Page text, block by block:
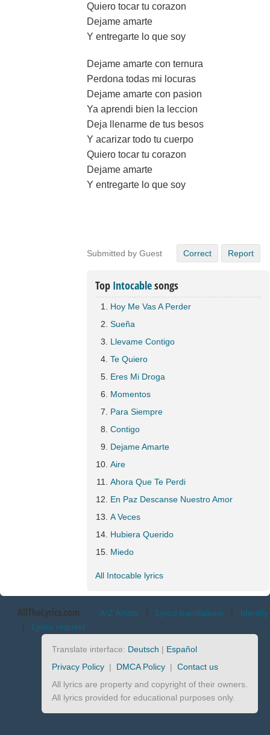
Quiero tocar tu corazon
Dejame amarte
Y entregarte lo que soy
Dejame amarte con ternura
Perdona todas mi locuras
Dejame amarte con pasion
Ya aprendi bien la leccion
Deja llenarme de tus besos
Y acarizar todo tu cuerpo
Quiero tocar tu corazon
Dejame amarte
Y entregarte lo que soy
Submitted by Guest Correct Report
Top Intocablesongs
Hoy Me Vas A Perder
Sueña
Llevame Contigo
Te Quiero
Eres Mi Droga
Momentos
Para Siempre
Contigo
Dejame Amarte
Aire
Ahora Que Te Perdi
En Paz Descanse Nuestro Amor
A Veces
Hubiera Querido
Miedo
All Intocable lyrics
AllTheLyrics.com A-Z Artists | Lyrics translations | Identify
| Lyrics request
Translate interface: Deutsch | Español
Privacy Policy | DMCA Policy | Contact us
All lyrics are property and copyright of their owners.
All lyrics provided for educational purposes only.